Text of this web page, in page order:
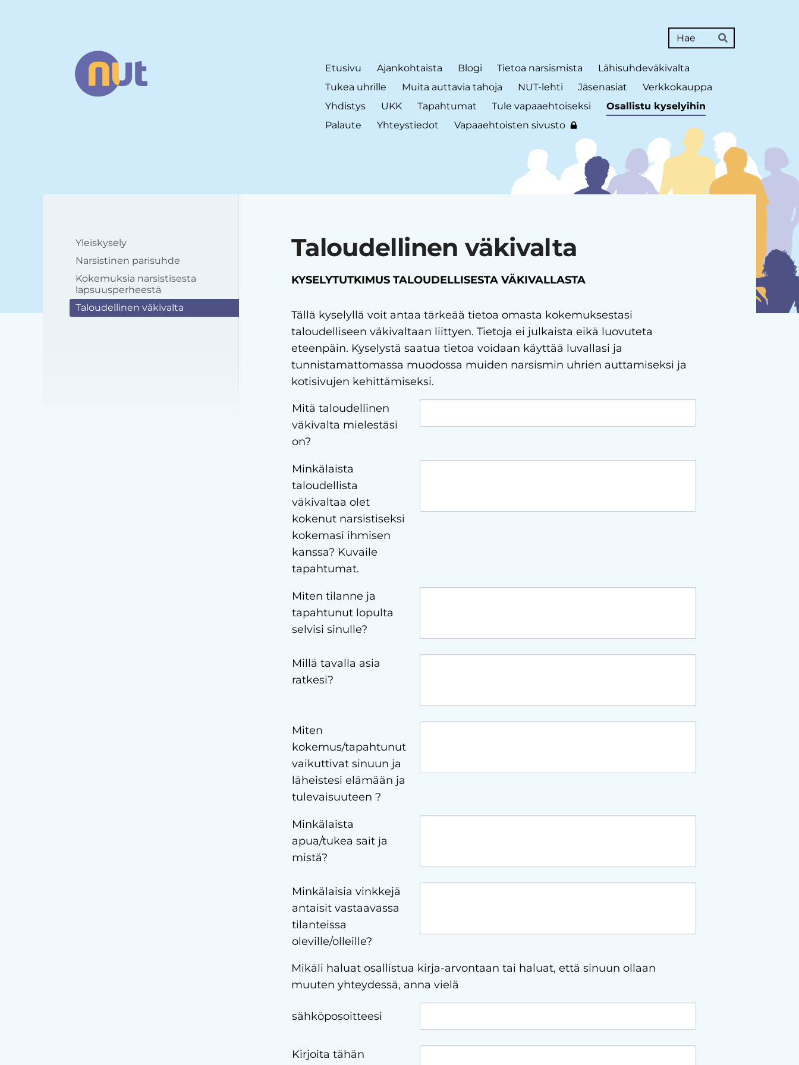
Hae
Narsismin uhrien tuki ry
Etusivu Ajankohtaista Blogi Tietoa narsismista
Lähisuhdeväkivalta
Tukea uhrille
Muita auttavia tahoja NUT-lehti Jäsenasiat
Verkkokauppa
Yhdistys
UKK Tapahtumat Tule vapaaehtoiseksi
Osallistu kyselyihin
Palaute
Yhteystiedot Vapaaehtoisten sivusto
Yleiskysely
Narsistinen parisuhde
Kokemuksia narsistisesta
lapsuusperheestä
Taloudellinen väkivalta
Taloudellinen väkivalta
KYSELYTUTKIMUS TALOUDELLISESTA VÄKIVALLASTA
Tällä kyselyllä voit antaa tärkeää tietoa omasta kokemuksestasi
taloudelliseen väkivaltaan liittyen. Tietoja ei julkaista eikä luovuteta
eteenpäin. Kyselystä saatua tietoa voidaan käyttää luvallasi ja
tunnistamattomassa muodossa muiden narsismin uhrien auttamiseksi ja
kotisivujen kehittämiseksi.
Mitä taloudellinen
väkivalta mielestäsi
on?
Minkälaista
taloudellista
väkivaltaa olet
kokenut narsistiseksi
kokemasi ihmisen
kanssa? Kuvaile
tapahtumat.
Miten tilanne ja
tapahtunut lopulta
selvisi sinulle?
Millä tavalla asia
ratkesi?
Miten
kokemus/tapahtunut
vaikuttivat sinuun ja
läheistesi elämään ja
tulevaisuuteen ?
Minkälaista
apua/tukea sait ja
mistä?
Minkälaisia vinkkejä
antaisit vastaavassa
tilanteissa
oleville/olleille?
Mikäli haluat osallistua kirja-arvontaan tai haluat, että sinuun ollaan
muuten yhteydessä, anna vielä
sähköposoitteesi
Kirjoita tähän